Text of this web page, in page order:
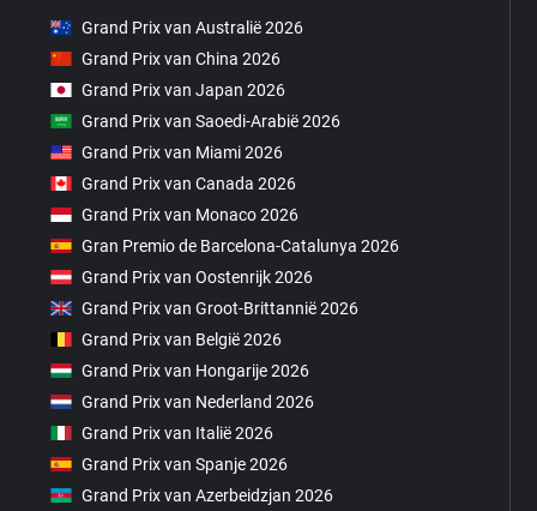
Grand Prix van Australië 2026
Grand Prix van China 2026
Grand Prix van Japan 2026
Grand Prix van Saoedi-Arabië 2026
Grand Prix van Miami 2026
Grand Prix van Canada 2026
Grand Prix van Monaco 2026
Gran Premio de Barcelona-Catalunya 2026
Grand Prix van Oostenrijk 2026
Grand Prix van Groot-Brittannië 2026
Grand Prix van België 2026
Grand Prix van Hongarije 2026
Grand Prix van Nederland 2026
Grand Prix van Italië 2026
Grand Prix van Spanje 2026
Grand Prix van Azerbeidzjan 2026